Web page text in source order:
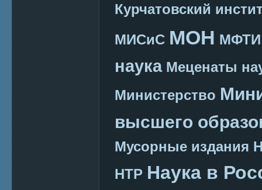
Курчатовский
МИСиС МОН МФТИ
наука Меценаты
Министерство
высшего
Мусорные издания
НТР Наука в